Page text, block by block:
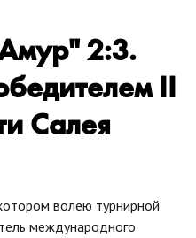
2:3.
II
Салея
волею турнирной
международного